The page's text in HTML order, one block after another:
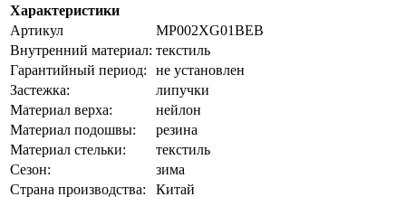
Характеристики
Артикул
MP002XG01BEB
Внутренний материал: текстиль
Гарантийный период:
не установлен
Застежка:
липучки
Материал верха:
нейлон
Материал подошвы:
резина
Материал стельки:
текстиль
Сезон:
зима
Страна производства:
Китай